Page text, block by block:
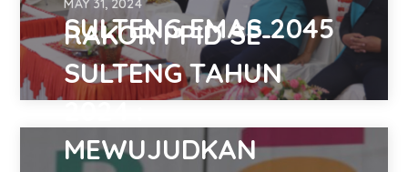
SULTENG EMAS 2045
MAY 31, 2024
RAKOR PPID SE-
SULTENG TAHUN
2024 :
MEWUJUDKAN